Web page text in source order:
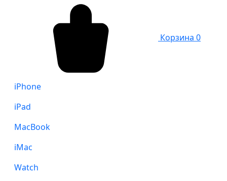
Корзина 0
iPhone
iPad
MacBook
iMac
Watch